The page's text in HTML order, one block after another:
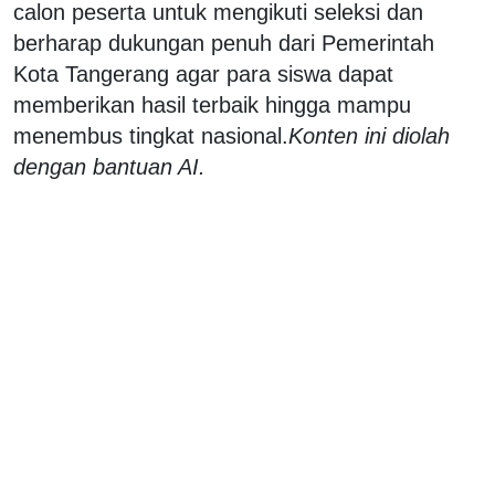
calon peserta untuk mengikuti seleksi dan
berharap dukungan penuh dari Pemerintah
Kota Tangerang agar para siswa dapat
memberikan hasil terbaik hingga mampu
menembus tingkat nasional.Konten ini diolah
dengan bantuan AI.